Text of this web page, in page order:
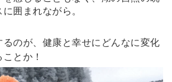
囲まれながら。
のが、健康と幸せにどんなに変化
とか！